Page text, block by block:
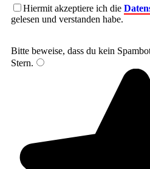
Hiermit akzeptiere ich die
gelesen und verstanden habe.
Bitte beweise, dass du kein
Stern.